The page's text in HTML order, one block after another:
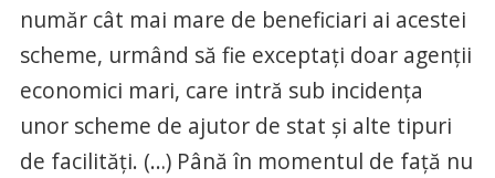
număr cât mai mare de beneficiari ai acestei
scheme, urmând să fie exceptaţi doar agenţii
economici mari, care intră sub incidenţa
unor scheme de ajutor de stat şi alte tipuri
de facilităţi. (…) Până în momentul de faţă nu